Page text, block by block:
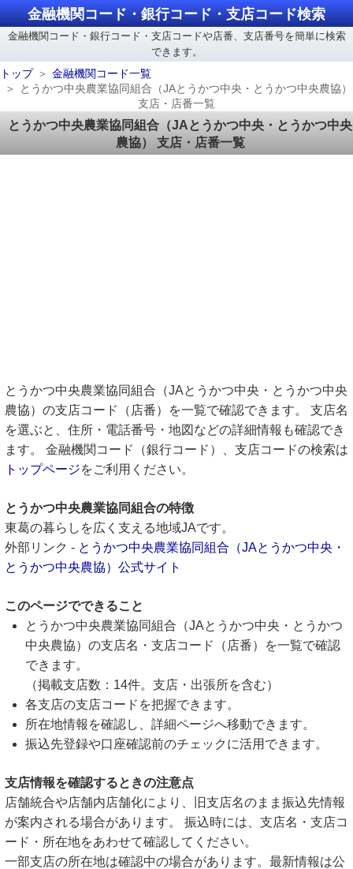
金融機関コード・銀行コード・支店コード検索
金融機関コード・銀行コード・支店コードや店番、支店番号を簡単に検索
できます。
トップ
金融機関コード一覧
とうかつ中央農業協同組合（JAとうかつ中央・とうかつ中央農協）
支店・店番一覧
とうかつ中央農業協同組合（JAとうかつ中央・とうかつ中央
農協） 支店・店番一覧
とうかつ中央農業協同組合（JAとうかつ中央・とうかつ中央
農協）の支店コード（店番）を一覧で確認できます。 支店名
を選ぶと、住所・電話番号・地図などの詳細情報も確認でき
ます。 金融機関コード（銀行コード）、支店コードの検索は
トップページをご利用ください。
とうかつ中央農業協同組合の特徴
東葛の暮らしを広く支える地域JAです。
外部リンク - とうかつ中央農業協同組合（JAとうかつ中央・
とうかつ中央農協）公式サイト
このページでできること
とうかつ中央農業協同組合（JAとうかつ中央・とうかつ
中央農協）の支店名・支店コード（店番）を一覧で確認
できます。
（掲載支店数：14件。支店・出張所を含む）
各支店の支店コードを把握できます。
所在地情報を確認し、詳細ページへ移動できます。
振込先登録や口座確認前のチェックに活用できます。
支店情報を確認するときの注意点
店舗統合や店舗内店舗化により、旧支店名のまま振込先情報
が案内される場合があります。 振込時には、支店名・支店コ
ード・所在地をあわせて確認してください。
一部支店の所在地は確認中の場合があります。最新情報は公